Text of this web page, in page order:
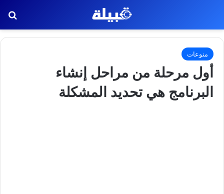
منوعات
أول مرحلة من مراحل إنشاء
البرنامج هي تحديد المشكلة